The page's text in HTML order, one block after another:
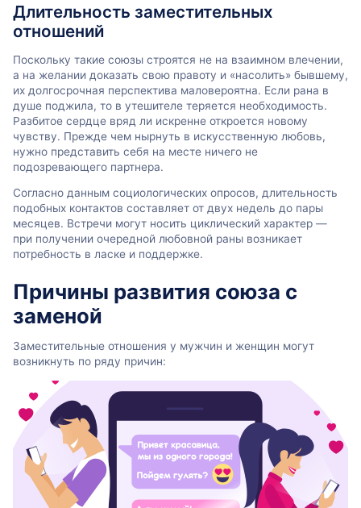
Длительность заместительных
отношений
Поскольку такие союзы строятся не на взаимном влечении,
а на желании доказать свою правоту и «насолить» бывшему,
их долгосрочная перспектива маловероятна. Если рана в
душе поджила, то в утешителе теряется необходимость.
Разбитое сердце вряд ли искренне откроется новому
чувству. Прежде чем нырнуть в искусственную любовь,
нужно представить себя на месте ничего не
подозревающего партнера.
Согласно данным социологических опросов, длительность
подобных контактов составляет от двух недель до пары
месяцев. Встречи могут носить циклический характер —
при получении очередной любовной раны возникает
потребность в ласке и поддержке.
Причины развития союза с
заменой
Заместительные отношения у мужчин и женщин могут
возникнуть по ряду причин: